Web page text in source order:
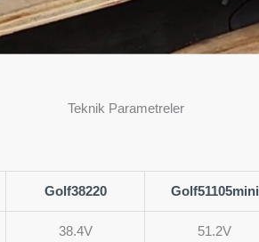
Teknik Parametreler
Golf38220 Golf51105mini
38.4V 51.2V